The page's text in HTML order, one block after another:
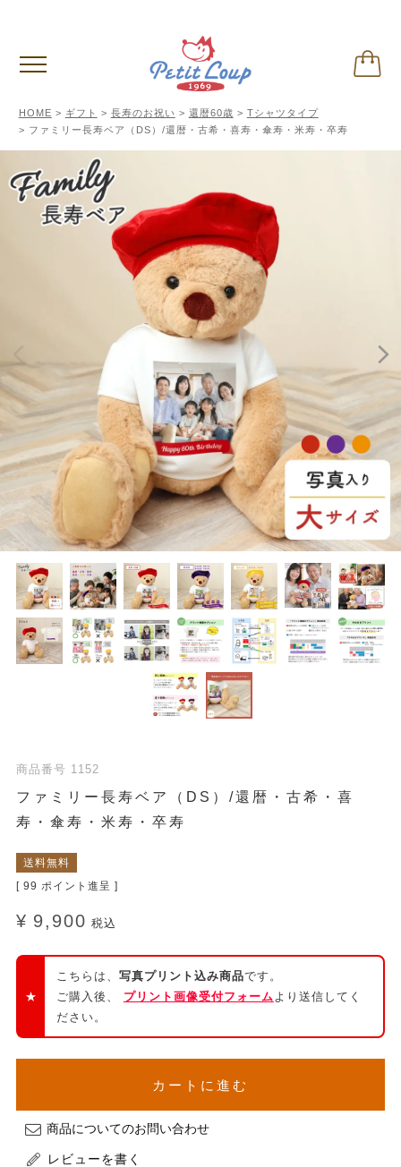
HOME ギフト 長寿のお祝い 還暦60歳
Tシャツタイプ
ファミリー長寿ベア（DS）/還暦・古希・喜寿・傘寿・米寿・卒寿
商品番号 1152
ファミリー長寿ベア（DS）/還暦・古希・喜
寿・傘寿・米寿・卒寿
送料無料
[ 99 ポイント進呈 ]
¥ 9,900 税込
★
こちらは、 写真プリント込み商品です。
ご購入後、 プリント画像受付フォーム より送信してく
ださい。
カートに進む
商品についてのお問い合わせ
レビューを書く